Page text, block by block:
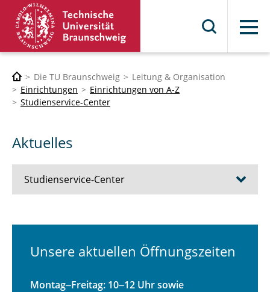
Menü
Die TU Braunschweig
Leitung & Organisation
Einrichtungen
Einrichtungen von A-Z
Studienservice-Center
Aktuelles
Studienservice-Center
Service vor Ort
Unsere aktuellen Öffnungszeiten
Montag‒Freitag: 10‒12 Uhr sowie